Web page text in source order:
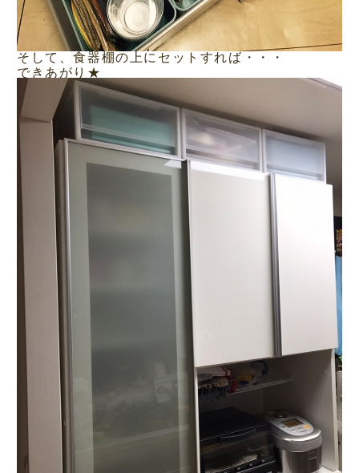
そして、食器棚の上にセットすれば・・・
できあがり★